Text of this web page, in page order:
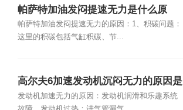
帕萨特加油发闷提速无力是什么原
因？
帕萨特加油发闷提速无力的原因：1、积碳问题：
这里的积碳包括气缸积碳、节...
高尔夫6加速发动机沉闷无力的原因是
什么？
发动机加速无力的原因：发动机润滑和乐趣系统